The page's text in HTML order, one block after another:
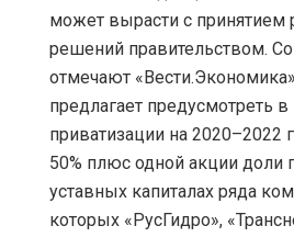
может вырасти с принятием
решений правительством.
отмечают
предлагает предусмотреть в
приватизации на 2020–2022
50% плюс одной акции доли
уставных капиталах ряда
которых «РусГидро»,